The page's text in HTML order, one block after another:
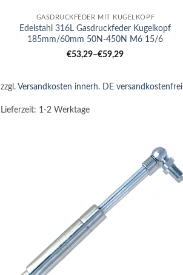
GASDRUCKFEDER MIT KUGELKOPF
Edelstahl 316L Gasdruckfeder Kugelkopf
185mm/60mm 50N-450N M6 15/6
€53,29–€59,29
zzgl. Versandkosten innerh. DE versandkostenfrei
Lieferzeit: 1-2 Werktage